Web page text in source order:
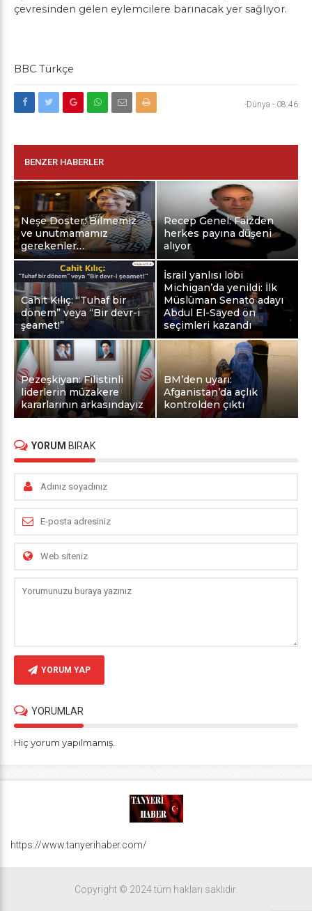
çevresinden gelen eylemcilere barınacak yer sağlıyor.
BBC Türkçe
-Dünya - 08:46
BENZER HABERLER
Neşe Doster: Bilmemiz
ve unutmamamız
gerekenler…
Recep Genel: Faizden
herkes payına düşeni
alıyor
Cahit Kılıç: “Tuhaf bir
dönem” veya “Bir devr-i
şeamet!”
İsrail yanlısı lobi
Michigan’da yenildi: İlk
Müslüman Senato adayı
Abdul El-Sayed ön
seçimleri kazandı
Pezeşkiyan: Filistinli
liderlerin müzakere
kararlarının arkasındayız
BM’den uyarı:
Afganistan’da açlık
kontrolden çıktı
YORUM BIRAK
YORUM YAP
YORUMLAR
Hiç yorum yapılmamış.
https://www.tanyerihaber.com/
Copyright © 2024 tüm hakları saklıdır.